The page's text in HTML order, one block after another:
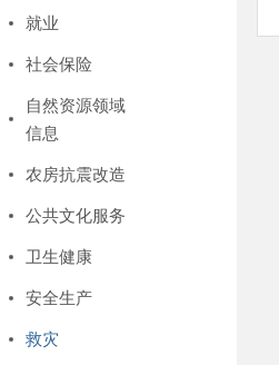
就业
社会保险
自然资源领域
信息
农房抗震改造
公共文化服务
卫生健康
安全生产
救灾